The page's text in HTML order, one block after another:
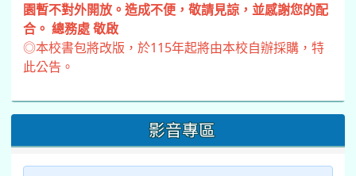
園暫不對外開放。造成不便，敬請見諒，並感謝您的配
合。 總務處 敬啟
◎本校書包將改版，於115年起將由本校自辦採購，特
此公告。
影音專區